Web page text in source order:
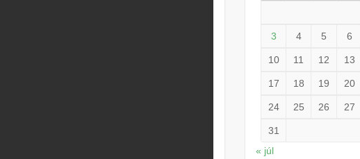
3 4 5 6
10 11 12 13
17 18 19 20
24 25 26 27
31
« júl